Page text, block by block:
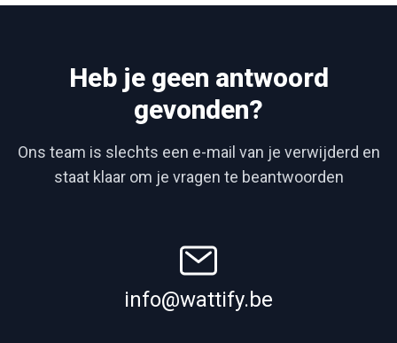
Heb je geen antwoord
gevonden?
Ons team is slechts een e-mail van je verwijderd en
staat klaar om je vragen te beantwoorden
info@wattify.be